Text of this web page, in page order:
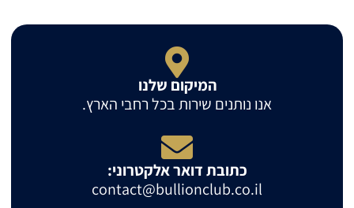
המיקום שלנו
אנו נותנים שירות בכל רחבי הארץ.
כתובת דואר אלקטרוני:
contact@bullionclub.co.il